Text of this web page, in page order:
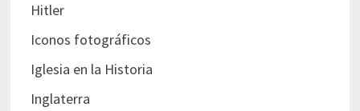
Hitler
Iconos fotográficos
Iglesia en la Historia
Inglaterra